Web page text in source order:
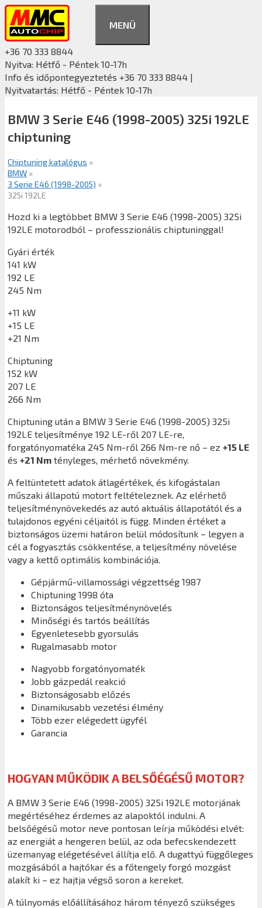
Kilépés
tartalomba
MENÜ
+36 70 333 8844
Nyitva: Hétfő - Péntek 10-17h
Info és időpontegyeztetés +36 70 333 8844 |
Nyitvatartás: Hétfő - Péntek 10-17h
BMW 3 Serie E46 (1998-2005) 325i 192LE
chiptuning
Chiptuning katalógus »
BMW »
3 Serie E46 (1998-2005) »
325i 192LE
Hozd ki a legtöbbet BMW 3 Serie E46 (1998-2005) 325i
192LE motorodból – professzionális chiptuninggal!
Gyári érték
141 kW
192 LE
245 Nm
+11 kW
+15 LE
+21 Nm
Chiptuning
152 kW
207 LE
266 Nm
Chiptuning után a BMW 3 Serie E46 (1998-2005) 325i
192LE teljesítménye 192 LE-ről 207 LE-re,
forgatónyomatéka 245 Nm-ről 266 Nm-re nő – ez +15 LE
és +21 Nm tényleges, mérhető növekmény.
A feltüntetett adatok átlagértékek, és kifogástalan
műszaki állapotú motort feltételeznek. Az elérhető
teljesítménynövekedés az autó aktuális állapotától és a
tulajdonos egyéni céljaitól is függ. Minden értéket a
biztonságos üzemi határon belül módosítunk – legyen a
cél a fogyasztás csökkentése, a teljesítmény növelése
vagy a kettő optimális kombinációja.
Gépjármű-villamossági végzettség 1987
Chiptuning 1998 óta
Biztonságos teljesítménynövelés
Minőségi és tartós beállítás
Egyenletesebb gyorsulás
Rugalmasabb motor
Nagyobb forgatónyomaték
Jobb gázpedál reakció
Biztonságosabb előzés
Dinamikusabb vezetési élmény
Több ezer elégedett ügyfél
Garancia
HOGYAN MŰKÖDIK A BELSŐÉGÉSŰ MOTOR?
A BMW 3 Serie E46 (1998-2005) 325i 192LE motorjának
megértéséhez érdemes az alapoktól indulni. A
belsőégésű motor neve pontosan leírja működési elvét:
az energiát a hengeren belül, az oda befecskendezett
üzemanyag elégetésével állítja elő. A dugattyú függőleges
mozgásából a hajtókar és a főtengely forgó mozgást
alakít ki – ez hajtja végső soron a kereket.
A túlnyomás előállításához három tényező szükséges